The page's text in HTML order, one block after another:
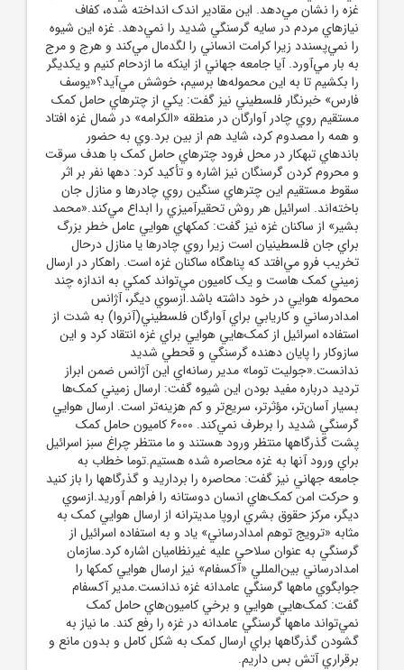
غزه را نشان مي‌دهد. اين مقادير اندک انداخته شده، کفاف
نيازهاي مردم در سايه گرسنگي شديد را نمي‌دهد. غزه اين شيوه
را نمي‌پسندد زيرا کرامت انساني را لگدمال مي‌کند و هرج و مرج
به بار مي‌آورد. آيا جامعه جهاني از اينکه ما ازدحام کنيم و يکديگر
را بکشيم تا به اين محموله‌ها برسيم، خوشش مي‌آيد؟«يوسف
فارس» خبرنگار فلسطيني نيز گفت: يکي از چترهاي حامل کمک
مستقيم روي چادر آوارگان در منطقه «الکرامه» در شمال غزه افتاد
و همه را مصدوم کرد، شايد هم از بين برد.وي به حضور
باندهاي تبهکار در محل فرود چترهاي حامل کمک با هدف سرقت
و محروم کردن گرسنگان نيز اشاره و تأکيد کرد: دهها نفر بر اثر
سقوط مستقيم اين چترهاي سنگين روي چادرها و منازل جان
باخته‌اند. اسرائيل هر روش تحقيرآميزي را ابداع مي‌کند.«محمد
بشير» از ساکنان غزه نيز گفت: کمکهاي هوايي عامل خطر بزرگ
براي جان فلسطينيان است زيرا روي چادرها يا منازل درحال
تخريب فرو مي‌افتد که پناهگاه ساکنان غزه است. راهکار در ارسال
زميني کمک هاست و يک کاميون مي‌تواند کمکي به اندازه چند
محموله هوايي در خود داشته باشد.ازسوي ديگر، آژانس
امدادرساني و کاريابي براي آوارگان فلسطيني(آنروا) به شدت از
استفاده اسرائيل از کمک‌هايي هوايي براي غزه انتقاد کرد و اين
سازوکار را پايان دهنده گرسنگي و قحطي شديد
ندانست.«جوليت توما» مدير رسانه‌اي اين آژانس ضمن ابراز
ترديد درباره مفيد بودن اين شيوه گفت: ارسال زميني کمک‌ها
بسيار آسان‌تر، مؤثرتر، سريع‌تر و کم هزينه‌تر است. ارسال هوايي
گرسنگي شديد را برطرف نمي‌کند. 6000 کاميون حامل کمک
پشت گذرگاهها منتظر ورود هستند و ما منتظر چراغ سبز اسرائيل
براي ورود آنها به غزه محاصره شده هستيم.توما خطاب به
جامعه جهاني نيز گفت: محاصره را برداريد و گذرگاهها را باز کنيد
و حرکت امن کمک‌هاي انسان دوستانه را فراهم آوريد.ازسوي
ديگر، مرکز حقوق بشري اروپا مديترانه از ارسال هوايي کمک به
مثابه «ترويج توهم امدادرساني» ياد و به استفاده اسرائيل از
گرسنگي به عنوان سلاحي عليه غيرنظاميان اشاره کرد.سازمان
امدادرساني بين‌المللي «آکسفام» نيز ارسال هوايي کمکها را
جوابگوي ماهها گرسنگي عامدانه غزه ندانست.مدير آکسفام
گفت: کمک‌هايي هوايي و برخي کاميون‌هاي حامل کمک
نمي‌تواند ماهها گرسنگي عامدانه در غزه را رفع کند. ما نياز به
گشودن گذرگاهها براي ارسال کمک به شکل کامل و بدون مانع و
برقراري آتش بس داريم.